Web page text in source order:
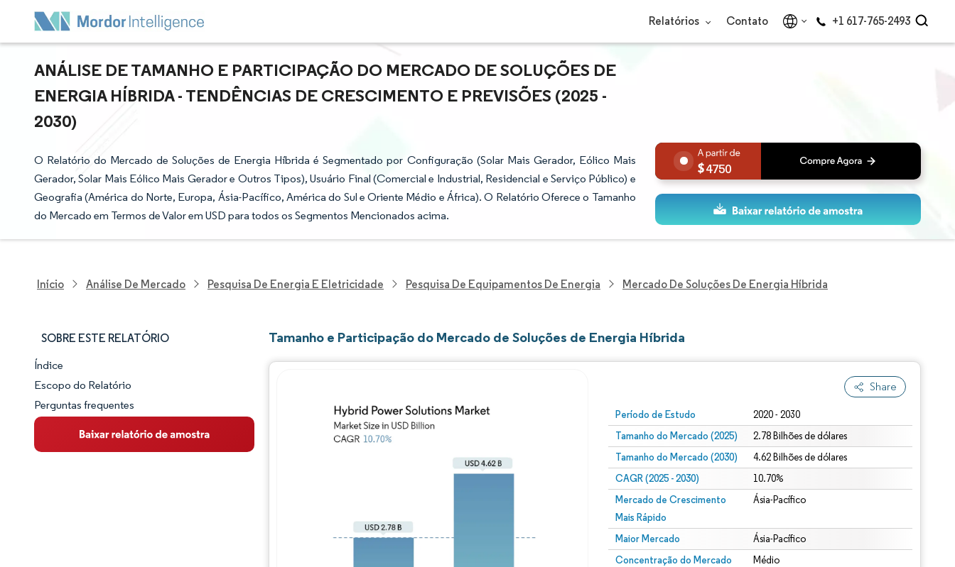
Relatórios Contato +1 617-765-2493
ANÁLISE DE TAMANHO E PARTICIPAÇÃO DO MERCADO DE SOLUÇÕES DE
ENERGIA HÍBRIDA - TENDÊNCIAS DE CRESCIMENTO E PREVISÕES (2025 -
2030)
O Relatório do Mercado de Soluções de Energia Híbrida é Segmentado por Configuração (Solar Mais Gerador, Eólico Mais
Gerador, Solar Mais Eólico Mais Gerador e Outros Tipos), Usuário Final (Comercial e Industrial, Residencial e Serviço Público) e
Geografia (América do Norte, Europa, Ásia-Pacífico, América do Sul e Oriente Médio e África). O Relatório Oferece o Tamanho
do Mercado em Termos de Valor em USD para todos os Segmentos Mencionados acima.
4750
Início Análise De Mercado Pesquisa De Energia E Eletricidade Pesquisa De Equipamentos De Energia Mercado De Soluções De Energia Híbrida
SOBRE ESTE RELATÓRIO
Panorama do Mercado
Visão Geral do Mercado
Principais Tendências de Mercado
Índice
Escopo do Relatório
Perguntas frequentes
Tamanho e Participação do Mercado de Soluções de Energia Híbrida
Share
Período de Estudo 2020 - 2030
Tamanho do Mercado (2025) 2.78 Bilhões de dólares
Tamanho do Mercado (2030) 4.62 Bilhões de dólares
CAGR (2025 - 2030) 10.70%
Mercado de Crescimento
Mais Rápido
Ásia-Pacífico
Maior Mercado Ásia-Pacífico
Concentração do Mercado Médio